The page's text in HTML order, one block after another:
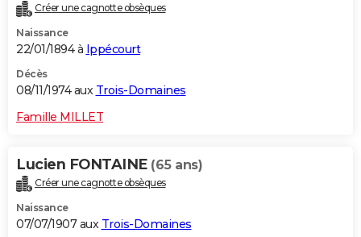
Créer une cagnotte obsèques
Naissance
22/01/1894 à Ippécourt
Décès
08/11/1974 aux Trois-Domaines
Famille MILLET
Lucien FONTAINE (65 ans)
Créer une cagnotte obsèques
Naissance
07/07/1907 aux Trois-Domaines